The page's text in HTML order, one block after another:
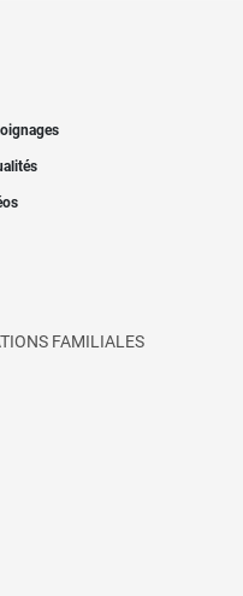
FAMILIALES